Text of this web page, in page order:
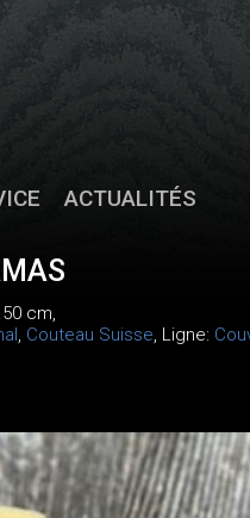
ACTUALITÉS
cm,
, Couteau Suisse, Ligne: